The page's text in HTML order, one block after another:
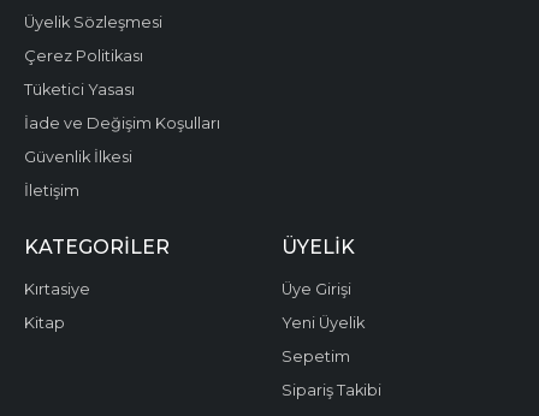
Üyelik Sözleşmesi
Çerez Politikası
Tüketici Yasası
İade ve Değişim Koşulları
Güvenlik İlkesi
İletişim
KATEGORILER
Kırtasiye
Kitap
ÜYELIK
Üye Girişi
Yeni Üyelik
Sepetim
Sipariş Takibi